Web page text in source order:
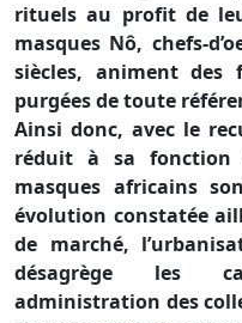
rituels au profit de
masques Nô, chefs-
siècles, animent
purgées de toute
Ainsi donc, avec le
réduit à sa fonction
masques africains
évolution constatée
de marché,
désagrège les
administration des